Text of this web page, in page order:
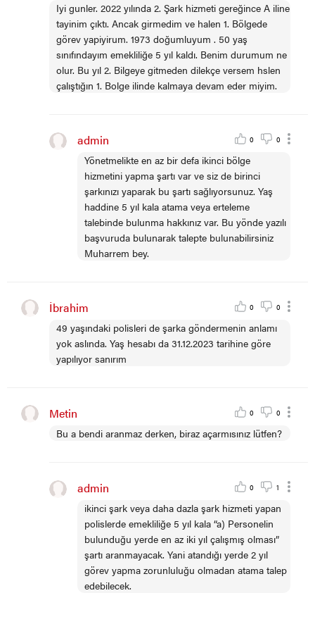
Iyi gunler. 2022 yılında 2. Şark hizmeti gereğince A iline
tayinim çıktı. Ancak girmedim ve halen 1. Bölgede
görev yapiyirum. 1973 doğumluyum . 50 yaş
sınıfındayım emekliliğe 5 yıl kaldı. Benim durumum ne
olur. Bu yıl 2. Bilgeye gitmeden dilekçe versem hslen
çalıştığın 1. Bolge ilinde kalmaya devam eder miyim.
admin 0 0
Yönetmelikte en az bir defa ikinci bölge
hizmetini yapma şartı var ve siz de birinci
şarkınızı yaparak bu şartı sağlıyorsunuz. Yaş
haddine 5 yıl kala atama veya erteleme
talebinde bulunma hakkınız var. Bu yönde yazılı
başvuruda bulunarak talepte bulunabilirsiniz
Muharrem bey.
İbrahim 0 0
49 yaşındaki polisleri de şarka göndermenin anlamı
yok aslında. Yaş hesabı da 31.12.2023 tarihine göre
yapılıyor sanırım
Metin 0 0
Bu a bendi aranmaz derken, biraz açarmısınız lütfen?
admin 0 1
ikinci şark veya daha dazla şark hizmeti yapan
polislerde emekliliğe 5 yıl kala “a) Personelin
bulunduğu yerde en az iki yıl çalışmış olması”
şartı aranmayacak. Yani atandığı yerde 2 yıl
görev yapma zorunluluğu olmadan atama talep
edebilecek.